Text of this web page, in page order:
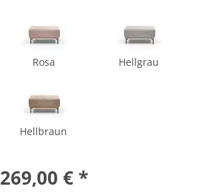
Rosa Hellgrau
Hellbraun
269,00 € *